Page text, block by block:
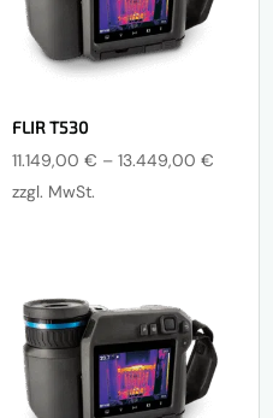
€
FLIR T530
11.149,00€ –13.449,00€
zzgl. MwSt.